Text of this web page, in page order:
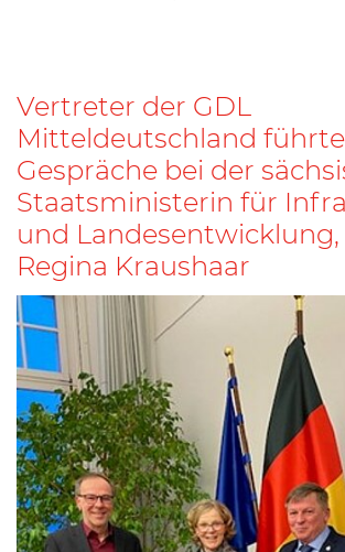
Vertreter der GDL
Mitteldeutschland
Gespräche bei der
Staatsministerin für
und Landesentwicklung,
Regina Kraushaar